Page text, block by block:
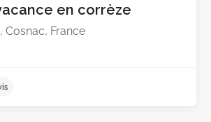
en corrèze
Cosnac, France